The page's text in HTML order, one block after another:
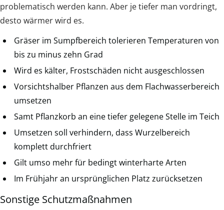
problematisch werden kann. Aber je tiefer man vordringt,
desto wärmer wird es.
Gräser im Sumpfbereich tolerieren Temperaturen von
bis zu minus zehn Grad
Wird es kälter, Frostschäden nicht ausgeschlossen
Vorsichtshalber Pflanzen aus dem Flachwasserbereich
umsetzen
Samt Pflanzkorb an eine tiefer gelegene Stelle im Teich
Umsetzen soll verhindern, dass Wurzelbereich
komplett durchfriert
Gilt umso mehr für bedingt winterharte Arten
Im Frühjahr an ursprünglichen Platz zurücksetzen
Sonstige Schutzmaßnahmen